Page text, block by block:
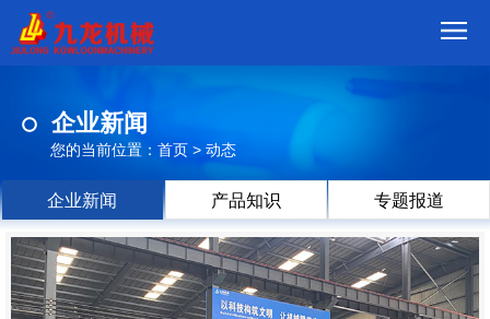
品
视
频
现
企业新闻
您的当前位置： 首页 > 动态
企业新闻 产品知识 专题报道